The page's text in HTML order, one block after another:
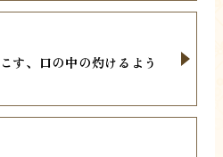
す、口の中の灼けるよう